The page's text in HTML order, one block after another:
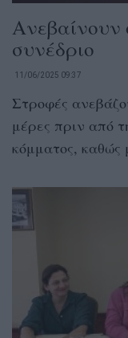
Ανεβαίνουν
συνέδριο
11/06/2025 09:37
Στροφές
μέρες πριν από
κόμματος, καθώς